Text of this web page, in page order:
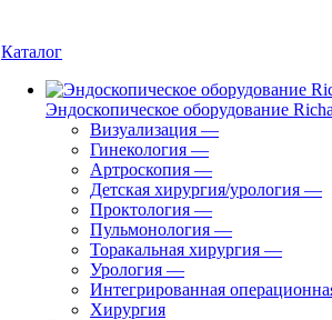
Каталог
Эндоскопическое оборудование
Визуализация —
Гинекология —
Артроскопия —
Детская хирургия/урология —
Проктология —
Пульмонология —
Торакальная хирургия —
Урология —
Интегрированная
Хирургия